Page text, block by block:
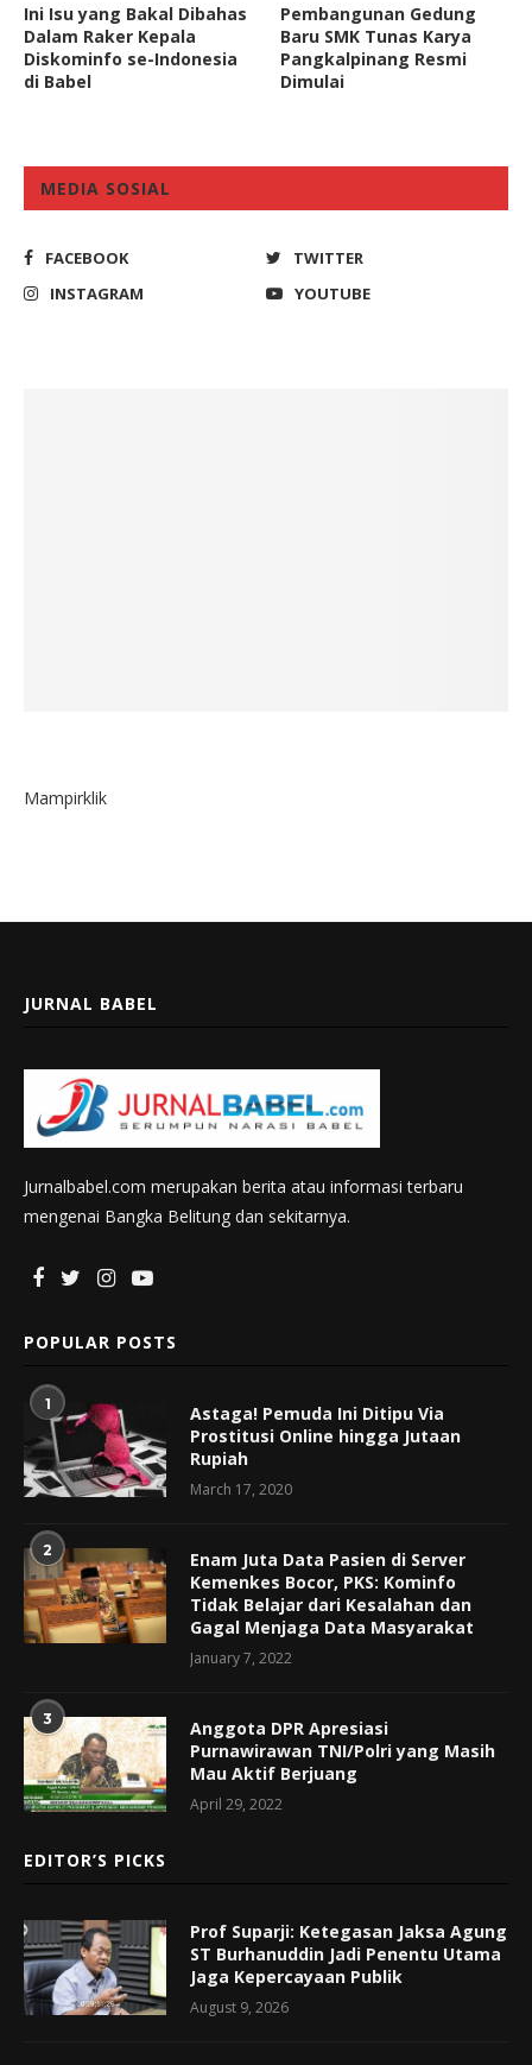
Ini Isu yang Bakal Dibahas
Dalam Raker Kepala
Diskominfo se-Indonesia
di Babel
Pembangunan Gedung
Baru SMK Tunas Karya
Pangkalpinang Resmi
Dimulai
MEDIA SOSIAL
FACEBOOK
TWITTER
INSTAGRAM
YOUTUBE
Mampirklik
JURNAL BABEL
Jurnalbabel.com merupakan berita atau informasi terbaru
mengenai Bangka Belitung dan sekitarnya.
POPULAR POSTS
1
Astaga! Pemuda Ini Ditipu Via
Prostitusi Online hingga Jutaan
Rupiah
March 17, 2020
2
Enam Juta Data Pasien di Server
Kemenkes Bocor, PKS: Kominfo
Tidak Belajar dari Kesalahan dan
Gagal Menjaga Data Masyarakat
January 7, 2022
3
Anggota DPR Apresiasi
Purnawirawan TNI/Polri yang Masih
Mau Aktif Berjuang
April 29, 2022
EDITOR’S PICKS
Prof Suparji: Ketegasan Jaksa Agung
ST Burhanuddin Jadi Penentu Utama
Jaga Kepercayaan Publik
August 9, 2026